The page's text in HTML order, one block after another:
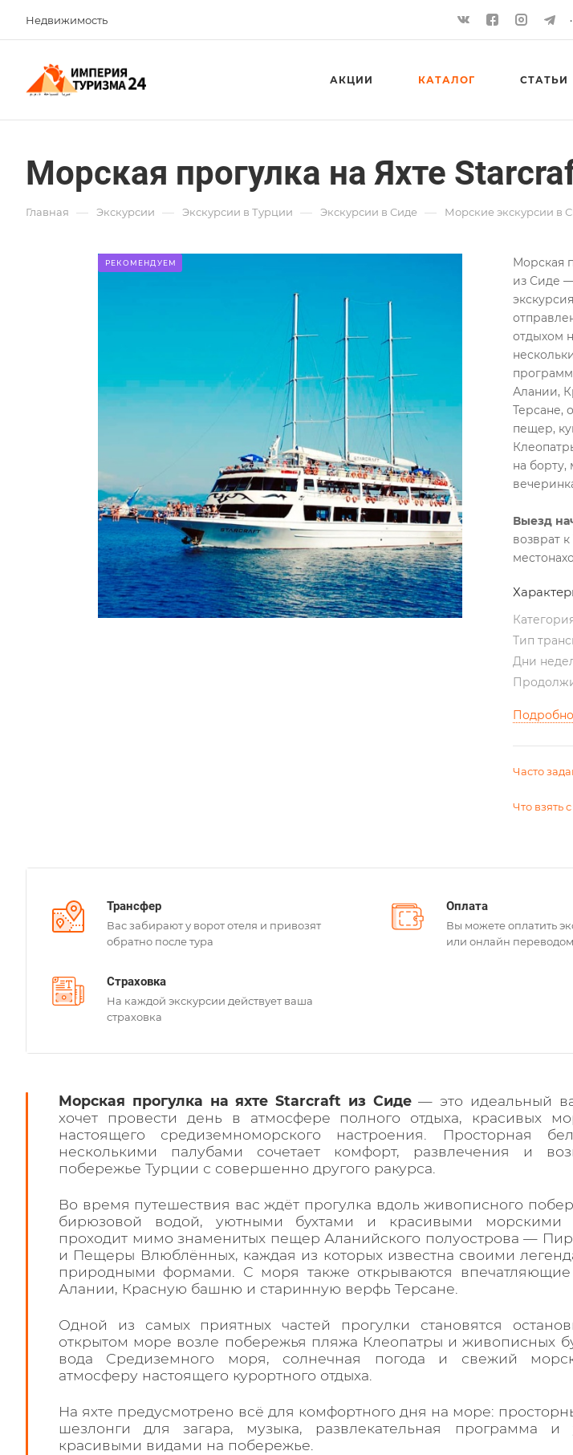
Недвижимость
АКЦИИ КАТАЛОГ СТАТЬИ
Морская прогулка на Яхте
Главная — Экскурсии — Экскурсии в Турции — Экскурсии в Сиде — Морские экскурсии в
РЕКОМЕНДУЕМ
Морская
из Сиде
отдыхом
Алании,
Терсане,
пещер,
на борту,
Выезд
возврат
Тип
Дни
Часто
Что взять
Трансфер
Вас забирают у ворот отеля и привозят
обратно после тура
Оплата
Вы можете оплатить
или онлайн переводом
Страховка
На каждой экскурсии действует ваша
страховка
Морская прогулка на яхте Starcraft из Сиде— это идеальный
хочет провести день в атмосфере полного отдыха, красивых
настоящего средиземноморского настроения. Просторная
несколькими палубами сочетает комфорт, развлечения и
побережье Турции с совершенно другого ракурса.
Во время путешествия вас ждёт прогулка вдоль живописного
бирюзовой водой, уютными бухтами и красивыми морскими
проходит мимо знаменитых пещер Аланийского полуострова —
и Пещеры Влюблённых, каждая из которых известна своими
природными формами. С моря также открываются
Алании, Красную башню и старинную верфь Терсане.
Одной из самых приятных частей прогулки становятся
открытом море возле побережья пляжа Клеопатры и живописных
вода Средиземного моря, солнечная погода и свежий
атмосферу настоящего курортного отдыха.
На яхте предусмотрено всё для комфортного дня на море:
шезлонги для загара, музыка, развлекательная программа
красивыми видами на побережье.